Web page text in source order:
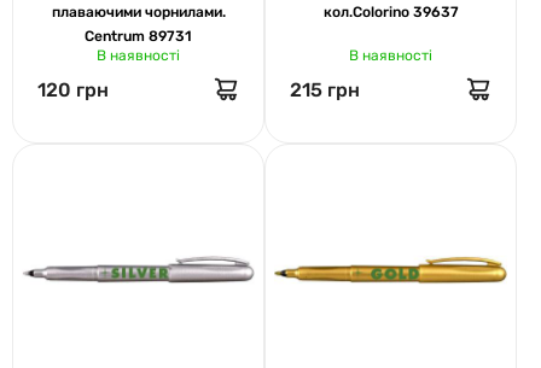
плаваючими чорнилами.
Centrum 89731
В наявності
120 грн
кол.Colorino 39637
В наявності
215 грн